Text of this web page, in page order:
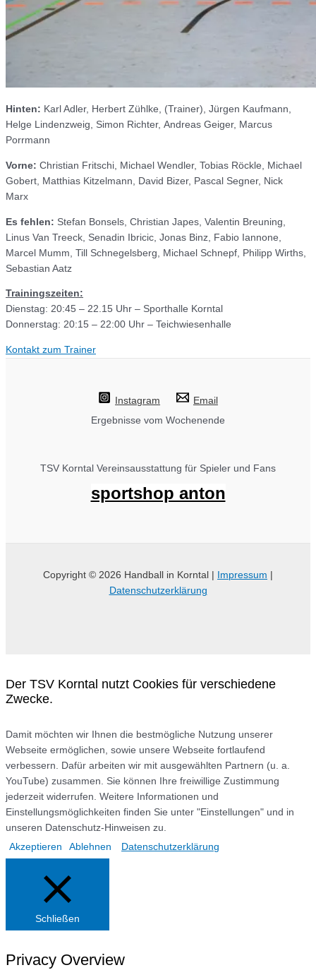
Hinten: Karl Adler, Herbert Zühlke, (Trainer), Jürgen Kaufmann,
Helge Lindenzweig, Simon Richter, Andreas Geiger, Marcus
Porrmann
Vorne: Christian Fritschi, Michael Wendler, Tobias Röckle, Michael
Gobert, Matthias Kitzelmann, David Bizer, Pascal Segner, Nick
Marx
Es fehlen: Stefan Bonsels, Christian Japes, Valentin Breuning,
Linus Van Treeck, Senadin Ibricic, Jonas Binz, Fabio Iannone,
Marcel Mumm, Till Schnegelsberg, Michael Schnepf, Philipp Wirths,
Sebastian Aatz
Trainingszeiten:
Dienstag: 20:45 – 22.15 Uhr – Sporthalle Korntal
Donnerstag: 20:15 – 22:00 Uhr – Teichwiesenhalle
Kontakt zum Trainer
Instagram
Email
Ergebnisse vom Wochenende
TSV Korntal Vereinsausstattung für Spieler und Fans
sportshop anton
Copyright © 2026 Handball in Korntal | Impressum
Datenschutzerklärung
Der TSV Korntal nutzt Cookies für verschiedene
Zwecke.
Damit möchten wir Ihnen die bestmögliche Nutzung unserer
Webseite ermöglichen, sowie unsere Webseite fortlaufend
verbessern. Dafür arbeiten wir mit ausgewählten Partnern (u. a.
YouTube) zusammen. Sie können Ihre freiwillige Zustimmung
jederzeit widerrufen. Weitere Informationen und
Einstellungsmöglichkeiten finden Sie unter "Einstellungen" und in
unseren Datenschutz-Hinweisen zu.
Akzeptieren
Ablehnen Datenschutzerklärung
Schließen
Privacy Overview